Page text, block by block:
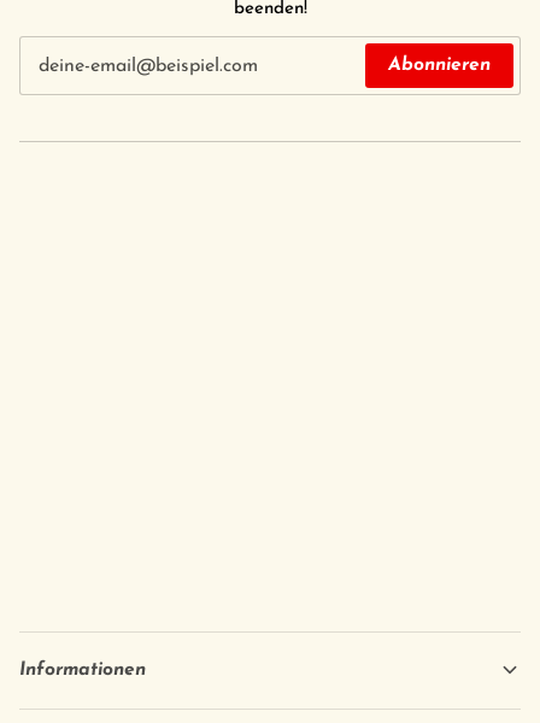
beenden!
Abonnieren
Informationen